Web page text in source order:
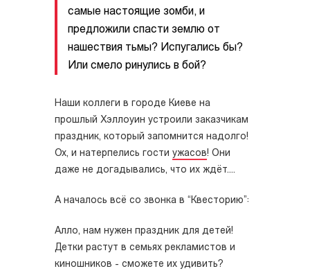
самые настоящие зомби, и
предложили спасти землю от
нашествия тьмы? Испугались бы?
Или смело ринулись в бой?
Наши коллеги в городе Киеве на
прошлый Хэллоуин устроили заказчикам
праздник, который запомнится надолго!
Ох, и натерпелись гости ужасов! Они
даже не догадывались, что их ждёт....
А началось всё со звонка в “Квесторию”:
Алло, нам нужен праздник для детей!
Детки растут в семьях рекламистов и
киношников - сможете их удивить?